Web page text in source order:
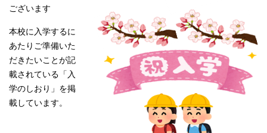
ございます
本校に入学するに
あたりご準備いた
だきたいことが記
載されている「入
学のしおり」を掲
載しています。